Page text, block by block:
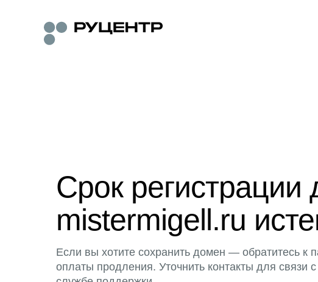
Срок регистрации
mistermigell.ru
Если вы хотите сохранить домен — обратитесь к
оплаты продления. Уточнить контакты для связи